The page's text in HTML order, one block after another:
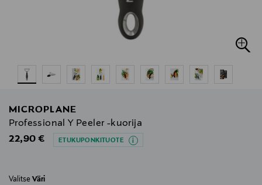
MICROPLANE
Professional Y Peeler -kuorija
Original Price
22,90 € ETUKUPONKITUOTE
Valitse Väri